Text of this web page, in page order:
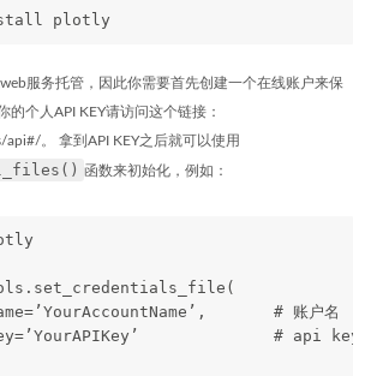
plotly
服务托管，因此你需要首先创建一个在线账户来保
的个人API KEY请访问这个链接：
。 拿到API KEY之后就可以使用
函数来初始化，例如：
# 账户名
# api key